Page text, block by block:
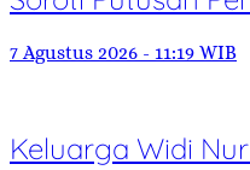
7 Agustus 2026 - 11:19 WIB
Keluarga Widi